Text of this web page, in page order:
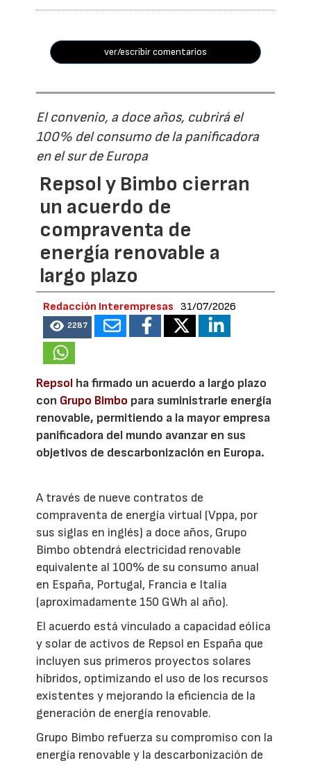
ver/escribir comentarios
El convenio, a doce años, cubrirá el
100% del consumo de la panificadora
en el sur de Europa
Repsol y Bimbo cierran
un acuerdo de
compraventa de
energía renovable a
largo plazo
Redacción Interempresas 31/07/2026
2287
Repsol ha firmado un acuerdo a largo plazo
con Grupo Bimbo para suministrarle energía
renovable, permitiendo a la mayor empresa
panificadora del mundo avanzar en sus
objetivos de descarbonización en Europa.
A través de nueve contratos de
compraventa de energía virtual (Vppa, por
sus siglas en inglés) a doce años, Grupo
Bimbo obtendrá electricidad renovable
equivalente al 100% de su consumo anual
en España, Portugal, Francia e Italia
(aproximadamente 150 GWh al año).
El acuerdo está vinculado a capacidad eólica
y solar de activos de Repsol en España que
incluyen sus primeros proyectos solares
híbridos, optimizando el uso de los recursos
existentes y mejorando la eficiencia de la
generación de energía renovable.
Grupo Bimbo refuerza su compromiso con la
energía renovable y la descarbonización de